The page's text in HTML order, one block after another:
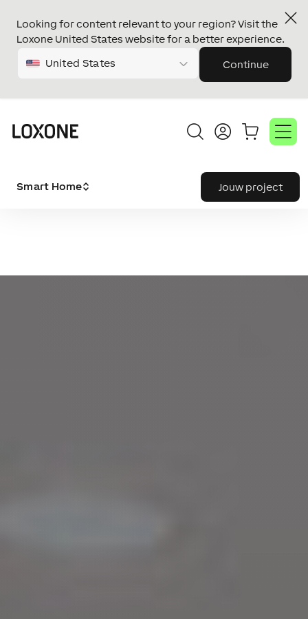
Looking for content relevant to your region? Visit the
Loxone United States website for a better experience.
United States Continue
Smart Home Jouw project